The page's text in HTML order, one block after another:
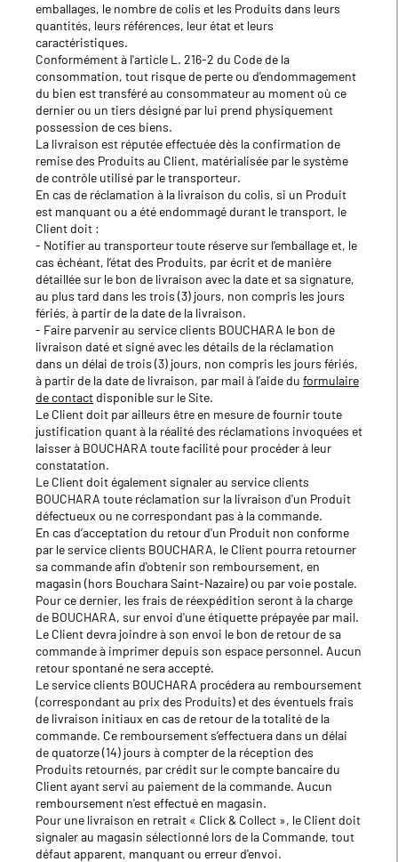
emballages, le nombre de colis et les Produits dans leurs
quantités, leurs références, leur état et leurs
caractéristiques.
Conformément à l'article L. 216-2 du Code de la
consommation, tout risque de perte ou d'endommagement
du bien est transféré au consommateur au moment où ce
dernier ou un tiers désigné par lui prend physiquement
possession de ces biens.
La livraison est réputée effectuée dès la confirmation de
remise des Produits au Client, matérialisée par le système
de contrôle utilisé par le transporteur.
En cas de réclamation à la livraison du colis, si un Produit
est manquant ou a été endommagé durant le transport, le
Client doit :
- Notifier au transporteur toute réserve sur l’emballage et, le
cas échéant, l’état des Produits, par écrit et de manière
détaillée sur le bon de livraison avec la date et sa signature,
au plus tard dans les trois (3) jours, non compris les jours
fériés, à partir de la date de la livraison.
- Faire parvenir au service clients BOUCHARA le bon de
livraison daté et signé avec les détails de la réclamation
dans un délai de trois (3) jours, non compris les jours fériés,
à partir de la date de livraison, par mail à l’aide du formulaire
de contact disponible sur le Site.
Le Client doit par ailleurs être en mesure de fournir toute
justification quant à la réalité des réclamations invoquées et
laisser à BOUCHARA toute facilité pour procéder à leur
constatation.
Le Client doit également signaler au service clients
BOUCHARA toute réclamation sur la livraison d'un Produit
défectueux ou ne correspondant pas à la commande.
En cas d’acceptation du retour d'un Produit non conforme
par le service clients BOUCHARA, le Client pourra retourner
sa commande afin d'obtenir son remboursement, en
magasin (hors Bouchara Saint-Nazaire) ou par voie postale.
Pour ce dernier, les frais de réexpédition seront à la charge
de BOUCHARA, sur envoi d'une étiquette prépayée par mail.
Le Client devra joindre à son envoi le bon de retour de sa
commande à imprimer depuis son espace personnel. Aucun
retour spontané ne sera accepté.
Le service clients BOUCHARA procédera au remboursement
(correspondant au prix des Produits) et des éventuels frais
de livraison initiaux en cas de retour de la totalité de la
commande. Ce remboursement s’effectuera dans un délai
de quatorze (14) jours à compter de la réception des
Produits retournés, par crédit sur le compte bancaire du
Client ayant servi au paiement de la commande. Aucun
remboursement n'est effectué en magasin.
Pour une livraison en retrait « Click & Collect », le Client doit
signaler au magasin sélectionné lors de la Commande, tout
défaut apparent, manquant ou erreur d'envoi.